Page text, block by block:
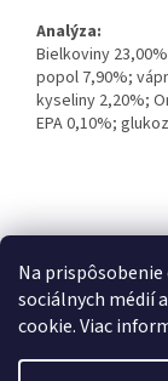
Na
sociálnych médií
cookie. Viac
Analýza:
Bielkoviny
popol 7,90%;
kyseliny 2,20%;
EPA 0,10%;
á